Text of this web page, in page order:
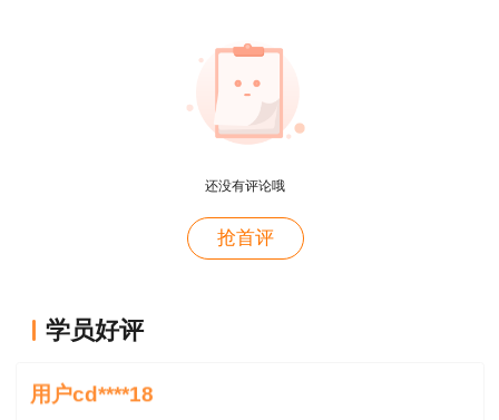
一级建造师考试成绩查询流程：
成绩查询网站：中国人事考试网
2.填写用户名、密码、验证码。
3.选择“一级建造师”点击查询，进行查分
设工程教育网提供的以上信息仅供参考，如有异议
还没有评论哦
抢首评
学员好评
老师讲的深入浅出，风趣幽默。编的记忆口诀也很助
用户zh****86
用户cd****18